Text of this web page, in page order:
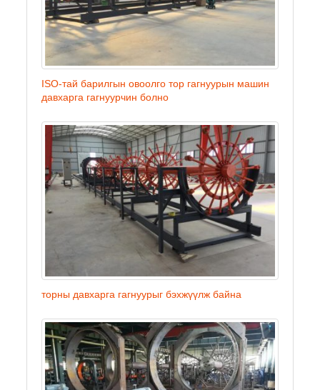
ISO-тай барилгын овоолго тор гагнуурын машин
давхарга гагнуурчин болно
торны давхарга гагнуурыг бэхжүүлж байна